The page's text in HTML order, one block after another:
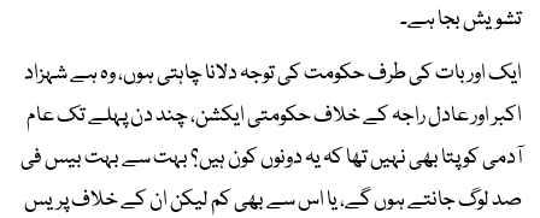
تشویش بجا ہے۔
ایک اور بات کی طرف حکومت کی توجہ دلانا چاہتی ہوں، وہ ہے شہزاد
اکبر اور عادل راجہ کے خلاف حکومتی ایکشن، چند دن پہلے تک عام
آدمی کو پتا بھی نہیں تھا کہ یہ دونوں کون ہیں؟ بہت سے بہت بیس فی
صد لوگ جانتے ہوں گے، یا اس سے بھی کم لیکن ان کے خلاف پریس